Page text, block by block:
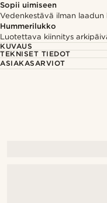
Sopii uimiseen
Vedenkestävä ilman laadun
Hummerilukko
Luotettava kiinnitys
KUVAUS
TEKNISET TIEDOT
ASIAKASARVIOT